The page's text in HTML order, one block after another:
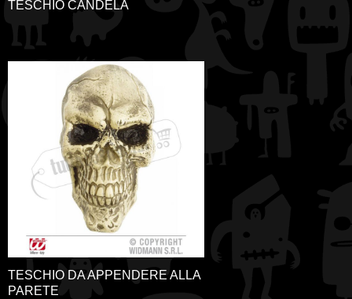
TESCHIO CANDELA
TESCHIO DA APPENDERE ALLA
PARETE